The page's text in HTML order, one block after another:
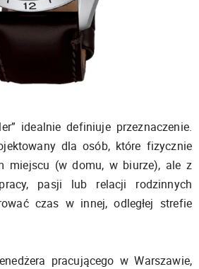
idealnie definiuje przeznaczenie.
dla osób, które fizycznie
miejscu (w domu, w biurze), ale z
pasji lub relacji rodzinnych
czas w innej, odległej strefie
pracującego w Warszawie,